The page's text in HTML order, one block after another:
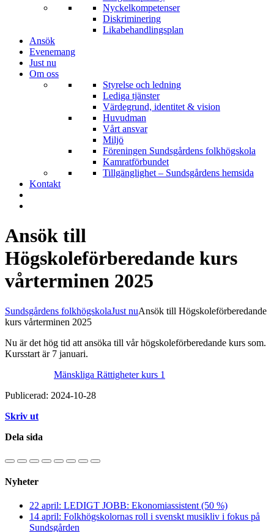
Nyckelkompetenser
Diskriminering
Likabehandlingsplan
Ansök
Evenemang
Just nu
Om oss
Styrelse och ledning
Lediga tjänster
Värdegrund, identitet & vision
Huvudman
Vårt ansvar
Miljö
Föreningen Sundsgårdens folkhögskola
Kamratförbundet
Tillgänglighet – Sundsgårdens hemsida
Kontakt
Ansök till
Högskoleförberedande kurs
vårterminen 2025
Sundsgårdens folkhögskolaJust nuAnsök till Högskoleförberedande
kurs vårterminen 2025
Nu är det hög tid att ansöka till vår högskoleförberedande kurs som.
Kursstart är 7 januari.
Mänskliga Rättigheter kurs 1
Publicerad: 2024-10-28
Skriv ut
Dela sida
Nyheter
22 april: LEDIGT JOBB: Ekonomiassistent (50 %)
14 april: Folkhögskolornas roll i svenskt musikliv i fokus på
Sundsgården